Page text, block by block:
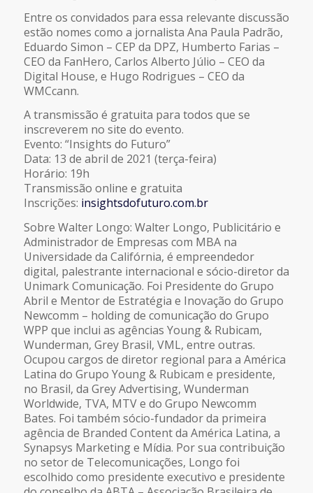
Entre os convidados para essa relevante discussão
estão nomes como a jornalista Ana Paula Padrão,
Eduardo Simon – CEP da DPZ, Humberto Farias –
CEO da FanHero, Carlos Alberto Júlio – CEO da
Digital House, e Hugo Rodrigues – CEO da
WMCcann.
A transmissão é gratuita para todos que se
inscreverem no site do evento.
Evento: “Insights do Futuro”
Data: 13 de abril de 2021 (terça-feira)
Horário: 19h
Transmissão online e gratuita
Inscrições: insightsdofuturo.com.br
Sobre Walter Longo: Walter Longo, Publicitário e
Administrador de Empresas com MBA na
Universidade da Califórnia, é empreendedor
digital, palestrante internacional e sócio-diretor da
Unimark Comunicação. Foi Presidente do Grupo
Abril e Mentor de Estratégia e Inovação do Grupo
Newcomm – holding de comunicação do Grupo
WPP que inclui as agências Young & Rubicam,
Wunderman, Grey Brasil, VML, entre outras.
Ocupou cargos de diretor regional para a América
Latina do Grupo Young & Rubicam e presidente,
no Brasil, da Grey Advertising, Wunderman
Worldwide, TVA, MTV e do Grupo Newcomm
Bates. Foi também sócio-fundador da primeira
agência de Branded Content da América Latina, a
Synapsys Marketing e Mídia. Por sua contribuição
no setor de Telecomunicações, Longo foi
escolhido como presidente executivo e presidente